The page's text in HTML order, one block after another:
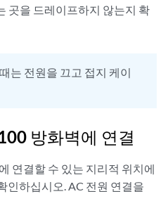
곳을 드레이프하지 않는지 확
는 전원을 끄고 접지 케이
방화벽에 연결
연결할 수 있는 지리적 위치에
인하십시오. AC 전원 연결을